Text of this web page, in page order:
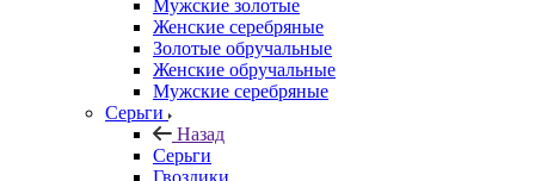
Мужские золотые
Женские серебряные
Золотые обручальные
Женские обручальные
Мужские серебряные
Серьги
Назад
Серьги
Гвоздики